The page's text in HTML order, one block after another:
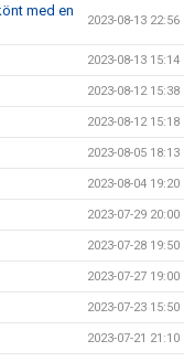
med en
2023-08-13 22:56
2023-08-13 15:14
2023-08-12 15:38
2023-08-12 15:18
2023-08-05 18:13
2023-08-04 19:20
2023-07-29 20:00
2023-07-28 19:50
2023-07-27 19:00
2023-07-23 15:50
2023-07-21 21:10